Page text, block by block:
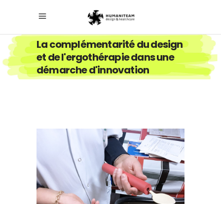
La complémentarité du design
et de l'ergothérapie dans une
démarche d'innovation